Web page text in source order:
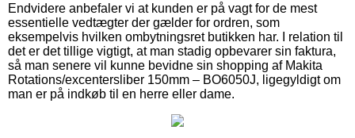
Endvidere anbefaler vi at kunden er på vagt for de mest
essentielle vedtægter der gælder for ordren, som
eksempelvis hvilken ombytningsret butikken har. I relation til
det er det tillige vigtigt, at man stadig opbevarer sin faktura,
så man senere vil kunne bevidne sin shopping af Makita
Rotations/excentersliber 150mm – BO6050J, ligegyldigt om
man er på indkøb til en herre eller dame.